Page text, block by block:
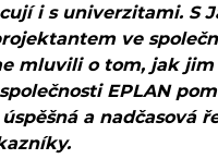
i s univerzitami. S
ve
mluvili o tom, jak
EPLAN
a nadčasová